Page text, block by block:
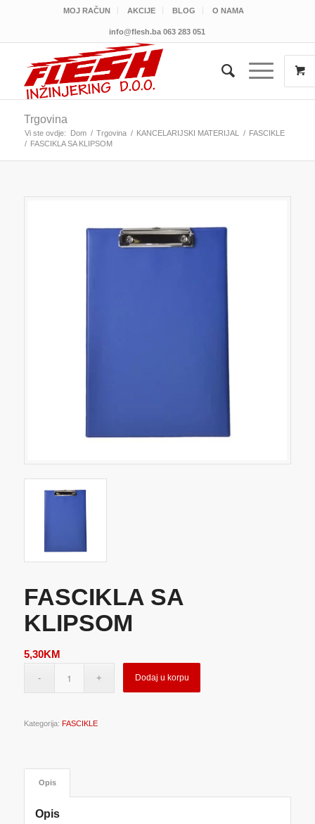
MOJ RAČUN AKCIJE BLOG O NAMA
info@flesh.ba 063 283 051
Trgovina
Vi ste ovdje: Dom / Trgovina / KANCELARIJSKI MATERIJAL / FASCIKLE
/ FASCIKLA SA KLIPSOM
FASCIKLA SA
KLIPSOM
5,30KM
Dodaj u korpu
Kategorija: FASCIKLE
Opis
Opis